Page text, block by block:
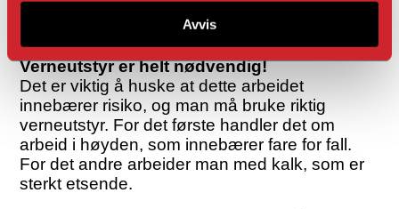
Avvis
Verneutstyr er helt nødvendig!
Det er viktig å huske at dette arbeidet
innebærer risiko, og man må bruke riktig
verneutstyr. For det første handler det om
arbeid i høyden, som innebærer fare for fall.
For det andre arbeider man med kalk, som er
sterkt etsende.